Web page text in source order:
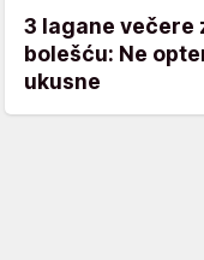
3 lagane večere
bolešću: Ne
ukusne